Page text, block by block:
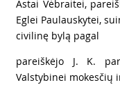
Astai Vėbraitei,
Eglei Paulauskytei,
civilinę bylą pagal
pareiškėjo J. K.
Valstybinei mokesčių